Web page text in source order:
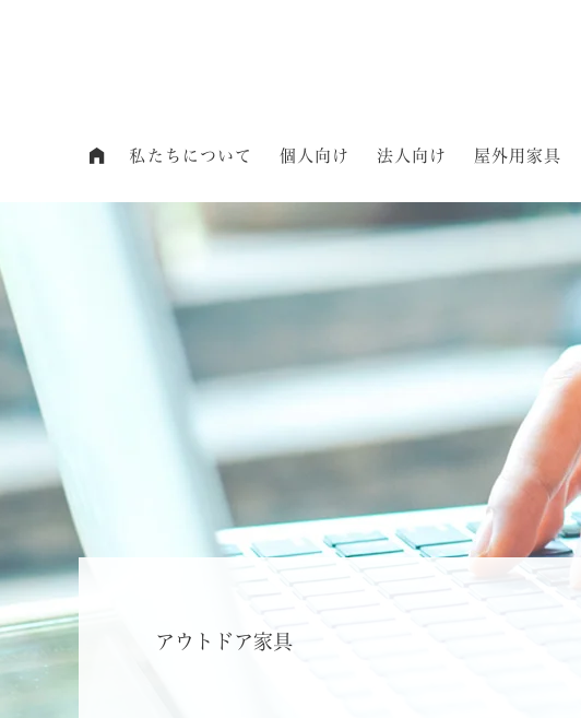
私たちについて 個人向け 法人向け 屋外用家具
アウトドア家具